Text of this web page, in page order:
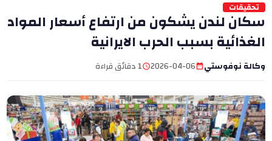
تحقيقات
سكان لندن يشكون من ارتفاع أسعار المواد
الغذائية بسبب الحرب الايرانية
وكالة نوفوستي 2026-04-06 1 دقائق قراءة